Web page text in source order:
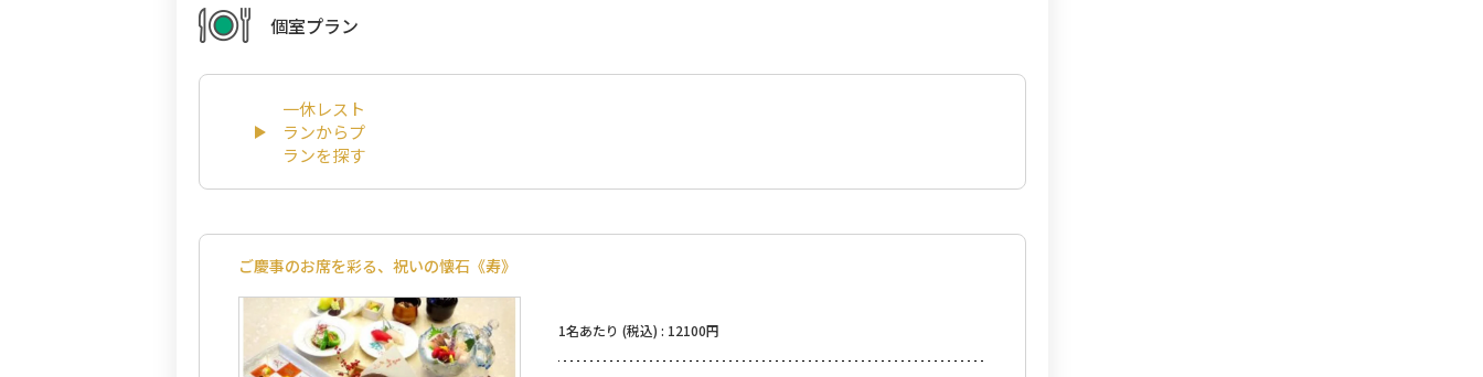
個室プラン
一休レスト
ランからプ
ランを探す
ご慶事のお席を彩る、祝いの懐石《寿》
1名あたり (税込) : 12100円